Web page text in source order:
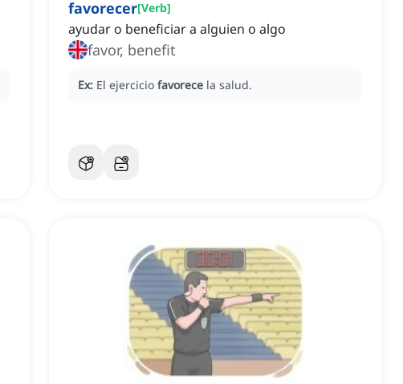
favorecer[Verb]
ayudar o beneficiar a alguien o algo
favor, benefit
Ex: El ejercicio favorece la salud.